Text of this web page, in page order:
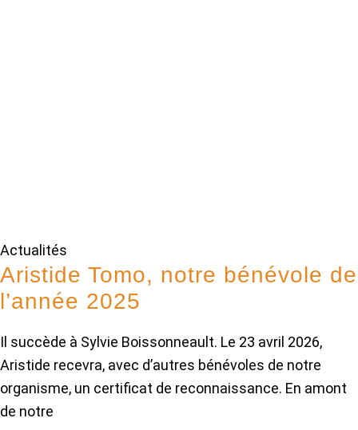
Actualités
Aristide Tomo, notre bénévole de
l’année 2025
Il succède à Sylvie Boissonneault. Le 23 avril 2026,
Aristide recevra, avec d’autres bénévoles de notre
organisme, un certificat de reconnaissance. En amont
de notre